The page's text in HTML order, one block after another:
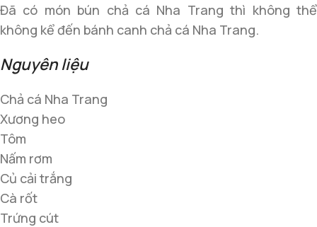
Đã có món bún chả cá Nha Trang thì không thể
không kể đến bánh canh chả cá Nha Trang.
Nguyên liệu
Chả cá Nha Trang
Xương heo
Tôm
Nấm rơm
Củ cải trắng
Cà rốt
Trứng cút